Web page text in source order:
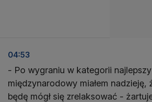
04:53
- Po wygraniu w kategorii
międzynarodowy miałem nadzieję,
będę mógł się zrelaksować -